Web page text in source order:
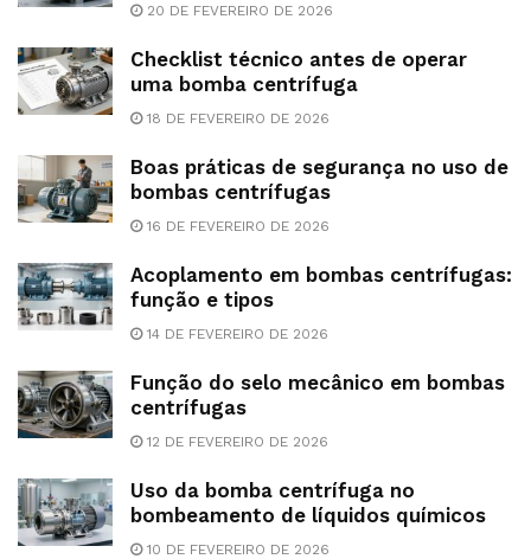
20 DE FEVEREIRO DE 2026
Checklist técnico antes de operar
uma bomba centrífuga
18 DE FEVEREIRO DE 2026
Boas práticas de segurança no uso de
bombas centrífugas
16 DE FEVEREIRO DE 2026
Acoplamento em bombas centrífugas:
função e tipos
14 DE FEVEREIRO DE 2026
Função do selo mecânico em bombas
centrífugas
12 DE FEVEREIRO DE 2026
Uso da bomba centrífuga no
bombeamento de líquidos químicos
10 DE FEVEREIRO DE 2026